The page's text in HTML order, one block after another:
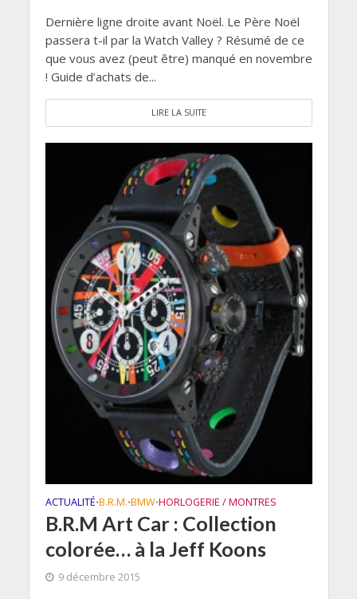
Dernière ligne droite avant Noël. Le Père Noël
passera t-il par la Watch Valley ? Résumé de ce
que vous avez (peut être) manqué en novembre
! Guide d’achats de...
LIRE LA SUITE
ACTUALITÉ•B.R.M.•BMW•HORLOGERIE / MONTRES
B.R.M Art Car : Collection
colorée… à la Jeff Koons
9 décembre 2015